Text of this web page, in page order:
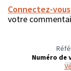
Connectez-vous
votre
Numéro de